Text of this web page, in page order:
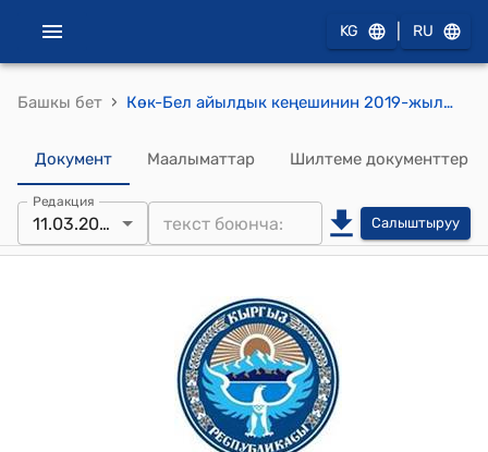
KG RU
Башкы бет › Көк-Бел айылдык кеңешинин 2019-жылдын 11-мартындагы № XXVII-04 "Көк-Бел айыл өкмөтүнүн жеке менчик үй салуу үчүн кезекте турган атуулдарга там арка бөлүп берүү боюнча Көк-Бел айыл өкмөтүнүн 2010-жылдын 29-декабрындагы № 88-токтомун жана жер маселелери боюнча комиссиясынын № 1-протоколун бекитүү жөнүндө" токтому
Документ Маалыматтар Шилтеме документтер
Редакция
11.03.2019 Салыштыруу